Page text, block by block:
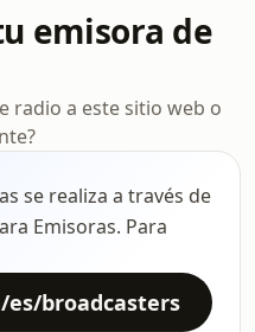
emisora de
radio a este sitio web o
se realiza a través de
Emisoras. Para
broadcasters